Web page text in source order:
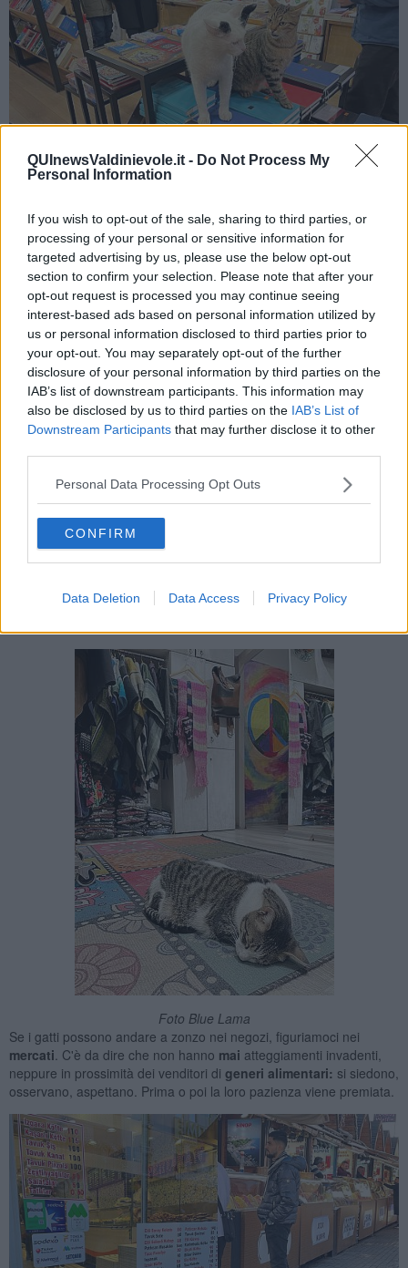
QUInewsValdinievole.it - Do Not Process My
Personal Information
If you wish to opt-out of the sale, sharing to third parties, or
processing of your personal or sensitive information for
targeted advertising by us, please use the below opt-out
section to confirm your selection. Please note that after your
opt-out request is processed you may continue seeing
interest-based ads based on personal information utilized by
us or personal information disclosed to third parties prior to
your opt-out. You may separately opt-out of the further
disclosure of your personal information by third parties on the
IAB’s list of downstream participants. This information may
also be disclosed by us to third parties on the IAB’s List of
Downstream Participants that may further disclose it to other
Personal Data Processing Opt Outs
CONFIRM
Data Deletion Data Access Privacy Policy
Foto Blue Lama
Foto Blue Lama
un negozio di abbigliamento indicando il micione coricato sulla
moquette. "No no, è entrato,si vede che era stanco ..." ha
Foto Blue Lama
Se i gatti possono andare a zonzo nei negozi, figuriamoci nei
mercati . C'è da dire che non hanno mai atteggiamenti invadenti,
neppure in prossimità dei venditori di generi alimentari: si siedono,
osservano, aspettano. Prima o poi la loro pazienza viene premiata.